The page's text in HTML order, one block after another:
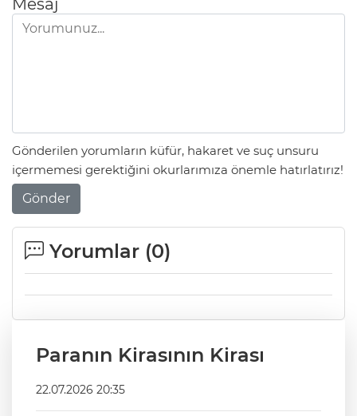
Mesaj
Gönderilen yorumların küfür, hakaret ve suç unsuru
içermemesi gerektiğini okurlarımıza önemle hatırlatırız!
Gönder
Yorumlar (0)
Paranın Kirasının Kirası
22.07.2026 20:35